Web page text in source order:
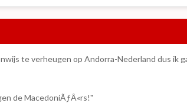
te verheugen op Andorra-Nederland dus ik
de MacedoniÃƒÂ«rs!"